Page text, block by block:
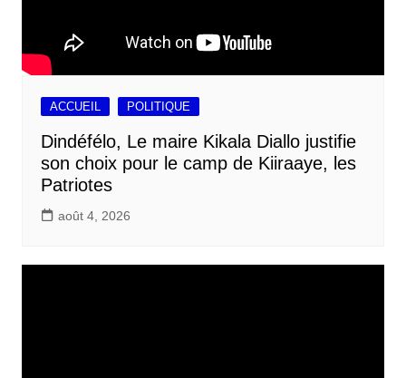
ACCUEIL POLITIQUE
Dindéfélo, Le maire Kikala Diallo justifie
son choix pour le camp de Kiiraaye, les
Patriotes
août 4, 2026